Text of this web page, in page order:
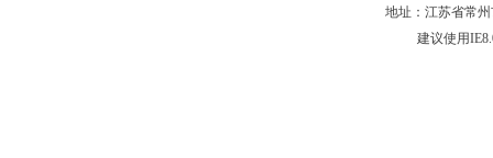
地址：江苏省常州
建议使用